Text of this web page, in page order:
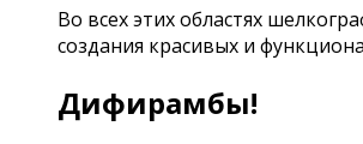
Во всех этих областях
создания красивых и
Дифирамбы!